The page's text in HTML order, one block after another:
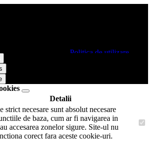
sa fiti de acord cu Politica de utilizare
Detalii
strict necesare sunt absolut necesare
de baza, cum ar fi navigarea in
accesarea zonelor sigure. Site-ul nu
corect fara aceste cookie-uri.